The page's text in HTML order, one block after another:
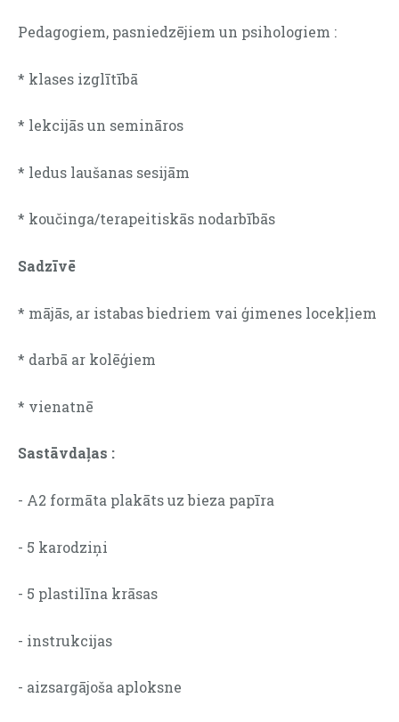
Pedagogiem, pasniedzējiem un psihologiem :
* klases izglītībā
* lekcijās un semināros
* ledus laušanas sesijām
* koučinga/terapeitiskās nodarbībās
Sadzīvē
* mājās, ar istabas biedriem vai ģimenes locekļiem
* darbā ar kolēģiem
* vienatnē
Sastāvdaļas :
- A2 formāta plakāts uz bieza papīra
- 5 karodziņi
- 5 plastilīna krāsas
- instrukcijas
- aizsargājoša aploksne